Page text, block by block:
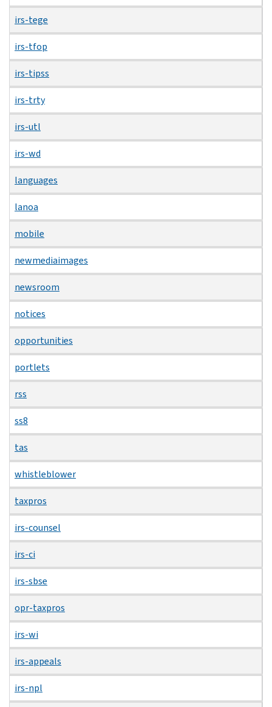
irs-tege
irs-tfop
irs-tipss
irs-trty
irs-utl
irs-wd
languages
lanoa
mobile
newmediaimages
newsroom
notices
opportunities
portlets
rss
ss8
tas
whistleblower
taxpros
irs-counsel
irs-ci
irs-sbse
opr-taxpros
irs-wi
irs-appeals
irs-npl